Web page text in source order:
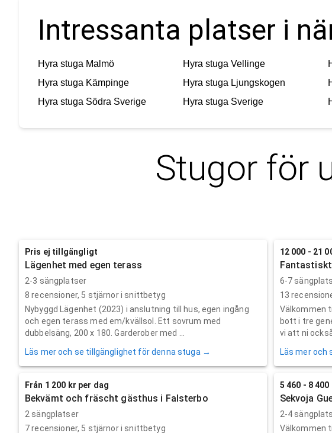
Intressanta platser i
Hyra stuga Malmö Hyra stuga Vellinge
Hyra stuga Kämpinge Hyra stuga Ljungskogen
Hyra stuga Södra Sverige Hyra stuga Sverige
Stugor för
Pris ej tillgängligt
Lägenhet med egen terass
2-3 sängplatser
8 recensioner, 5 stjärnor i snittbetyg
Nybyggd Lägenhet (2023) i anslutning till hus, egen ingång
och egen terass med em/kvällsol. Ett sovrum med
dubbelsäng, 200 x 180. Garderober med ...
Läs mer och se tillgänglighet för denna stuga →
12 000 - 21
6-7
13
Välkommen
bott i tre
vi att ni också
Läs mer
Från 1 200 kr per dag
Bekvämt och fräscht gästhus i Falsterbo
2 sängplatser
7recensioner, 5 stjärnor i snittbetyg
5 460 - 8
Sekvoja
2-4
Välkommen